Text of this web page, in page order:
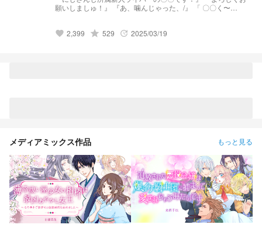
願いしましゅ！』 『あ、噛んじゃった、/』 「 〇〇く〜
す。
favorite 2,399 grade 529 update 2025/03/19
メディアミックス作品 もっと見る